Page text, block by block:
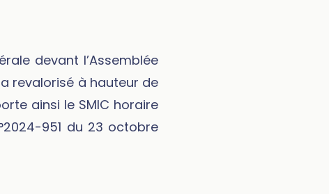
devant l’Assemblée
revalorisé à hauteur de
ainsi le SMIC horaire
951 du 23 octobre